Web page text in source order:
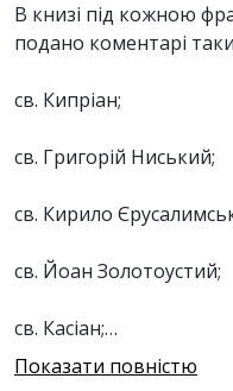
В книзі під кожною
подано коментарі
св. Кипріан;
св. Григорій Ниський;
св. Кирило
св. Йоан Золотоустий;
св. Касіан;
Показати повністю